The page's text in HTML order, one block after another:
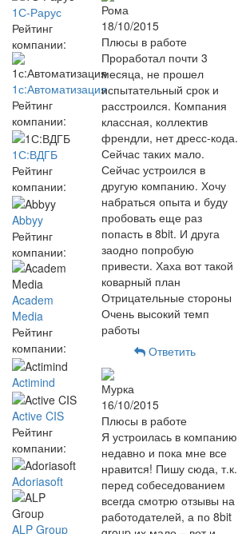
1С-Рарус
Рейтинг
компании:
1с:Автоматизация
Рейтинг
компании:
1С:ВДГБ
Рейтинг
компании:
Abbyy
Рейтинг
компании:
Academ
Media
Рейтинг
компании:
Actimind
Active CIS
Рейтинг
компании:
Adoriasoft
ALP Group
Рома
18/10/2015
Плюсы в работе
Проработал почти 3
месяца, не прошел
испытательный срок и
расстроился. Компания
классная, коллектив
френдли, нет дресс-кода.
Сейчас таких мало.
Сейчас устроился в
другую компанию. Хочу
набраться опыта и буду
пробовать еще раз
попасть в 8bit. И друга
заодно попробую
привести. Хаха вот такой
коварный план
Отрицательные стороны
Очень высокий темп
работы
Ответить
Мурка
16/10/2015
Плюсы в работе
Я устроилась в компанию
недавно и пока мне все
нравится! Пишу сюда, т.к.
перед собеседованием
всегда смотрю отзывы на
работодателей, а по 8bit